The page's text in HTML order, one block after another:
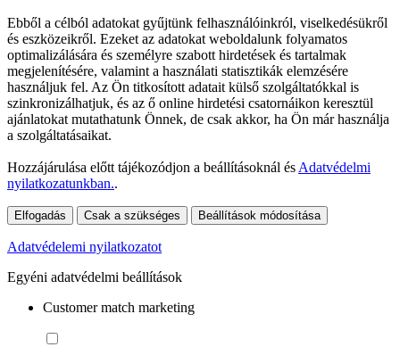
Ebből a célból adatokat gyűjtünk felhasználóinkról, viselkedésükről
és eszközeikről. Ezeket az adatokat weboldalunk folyamatos
optimalizálására és személyre szabott hirdetések és tartalmak
megjelenítésére, valamint a használati statisztikák elemzésére
használjuk fel. Az Ön titkosított adatait külső szolgáltatókkal is
szinkronizálhatjuk, és az ő online hirdetési csatornáikon keresztül
ajánlatokat mutathatunk Önnek, de csak akkor, ha Ön már használja
a szolgáltatásaikat.
Hozzájárulása előtt tájékozódjon a beállításoknál és Adatvédelmi
nyilatkozatunkban..
Elfogadás Csak a szükséges Beállítások módosítása
Adatvédelemi nyilatkozatot
Egyéni adatvédelmi beállítások
Customer match marketing